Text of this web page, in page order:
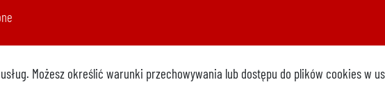
Możesz określić warunki przechowywania lub dostępu do plików cookies w